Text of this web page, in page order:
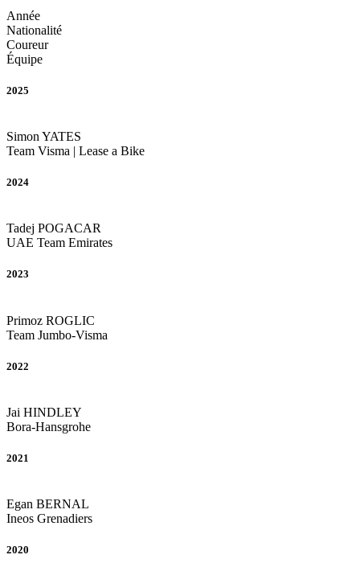
Année
Nationalité
Coureur
Équipe
2025
Simon YATES
Team Visma | Lease a Bike
2024
Tadej POGACAR
UAE Team Emirates
2023
Primoz ROGLIC
Team Jumbo-Visma
2022
Jai HINDLEY
Bora-Hansgrohe
2021
Egan BERNAL
Ineos Grenadiers
2020